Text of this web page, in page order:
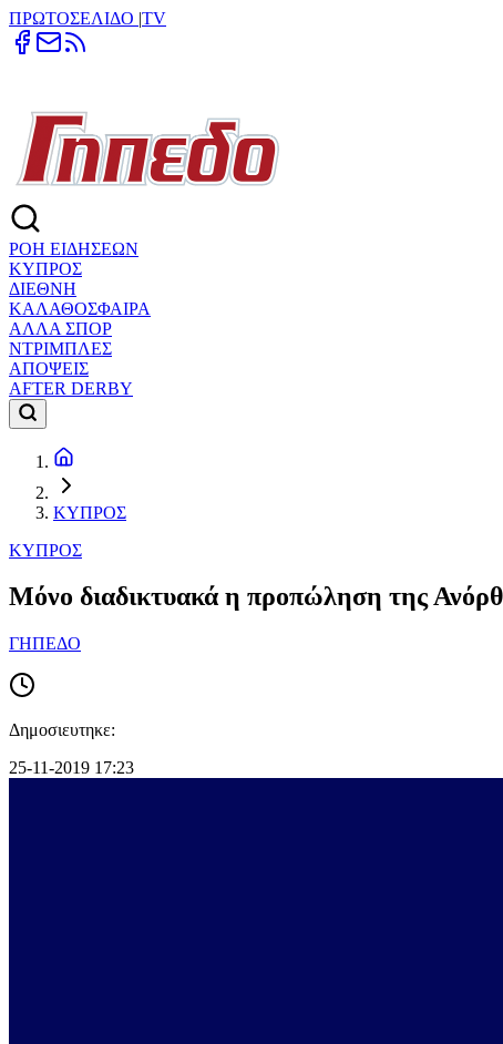
ΠΡΩΤΟΣΕΛΙΔΟ |TV
ΡΟΗ ΕΙΔΗΣΕΩΝ
ΚΥΠΡΟΣ
ΔΙΕΘΝΗ
ΚΑΛΑΘΟΣΦΑΙΡΑ
ΑΛΛΑ ΣΠΟΡ
ΝΤΡΙΜΠΛΕΣ
ΑΠΟΨΕΙΣ
AFTER DERBY
ΚΥΠΡΟΣ
ΚΥΠΡΟΣ
Μόνο διαδικτυακά η προπώληση της
ΓΗΠΕΔΟ
Δημοσιευτηκε:
25-11-2019 17:23